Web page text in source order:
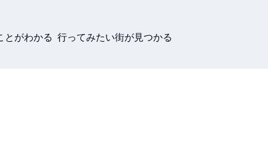
とがわかる 行ってみたい街が見つかる